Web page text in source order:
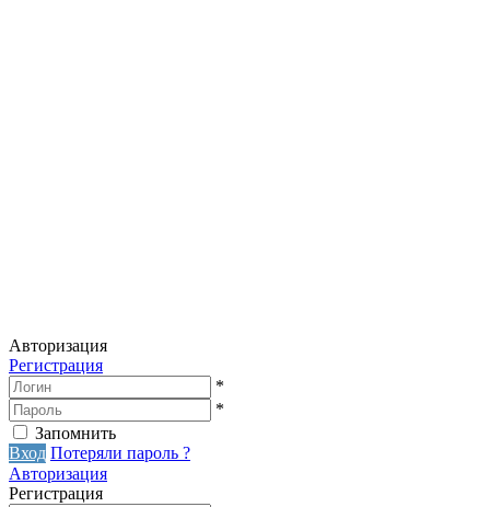
Авторизация
Регистрация
*
*
Запомнить
Вход Потеряли пароль ?
Авторизация
Регистрация